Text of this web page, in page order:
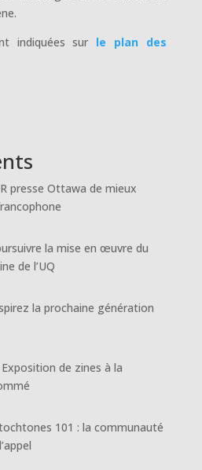
indiquées sur le plan des
presse Ottawa de mieux
la mise en œuvre du
de l’UQ
la prochaine génération
de zines à la
101 : la communauté